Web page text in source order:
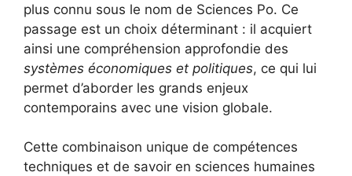
plus connu sous le nom de Sciences Po. Ce
passage est un choix déterminant : il acquiert
ainsi une compréhension approfondie des
systèmes économiques et politiques, ce qui lui
permet d’aborder les grands enjeux
contemporains avec une vision globale.
Cette combinaison unique de compétences
techniques et de savoir en sciences humaines